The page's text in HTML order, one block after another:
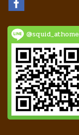
@squid_athome